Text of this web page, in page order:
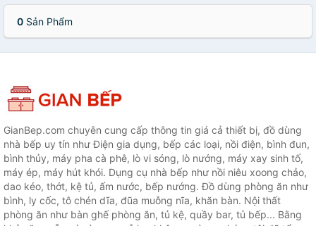
0 Sản Phẩm
GianBep.com chuyên cung cấp thông tin giá cả thiết bị, đồ dùng
nhà bếp uy tín như Điện gia dụng, bếp các loại, nồi điện, bình đun,
bình thủy, máy pha cà phê, lò vi sóng, lò nướng, máy xay sinh tố,
máy ép, máy hút khói. Dụng cụ nhà bếp như nồi niêu xoong chảo,
dao kéo, thớt, kệ tủ, ấm nước, bếp nướng. Đồ dùng phòng ăn như
bình, ly cốc, tô chén dĩa, đũa muỗng nĩa, khăn bàn. Nội thất
phòng ăn như bàn ghế phòng ăn, tủ kệ, quầy bar, tủ bếp... Bằng